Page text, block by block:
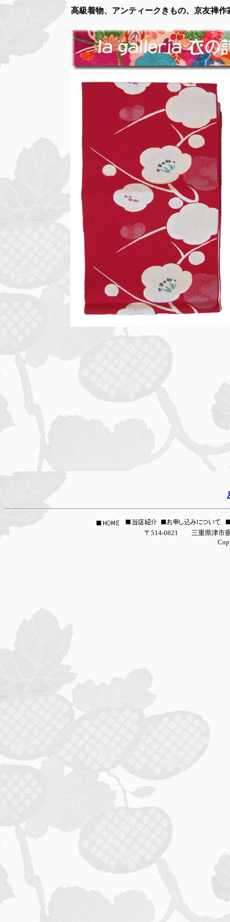
高級着物、アンティークきもの、京友禅
〒514-0821 三重県津市垂水2927-16 la
Copyright (C) 2005 la galleria